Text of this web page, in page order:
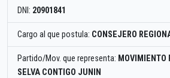
DNI: 20901841
Cargo al que postula: CONSEJERO
Partido/Mov. que representa: MOVIMIENTO
SELVA CONTIGO JUNIN